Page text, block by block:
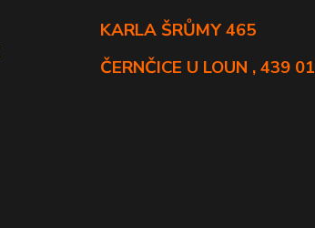
KARLA ŠRŮMY 465
ČERNČICE U LOUN , 439 01